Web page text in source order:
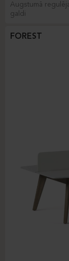
Augstumā
galdi
FOREST